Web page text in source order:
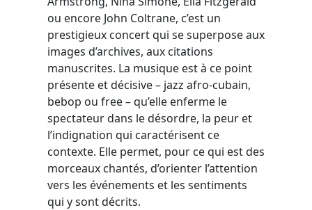
ou encore John Coltrane, c’est un
prestigieux concert qui se superpose aux
images d’archives, aux citations
manuscrites. La musique est à ce point
présente et décisive – jazz afro-cubain,
bebop ou free – qu’elle enferme le
spectateur dans le désordre, la peur et
l’indignation qui caractérisent ce
contexte. Elle permet, pour ce qui est des
morceaux chantés, d’orienter l’attention
vers les événements et les sentiments
qui y sont décrits.